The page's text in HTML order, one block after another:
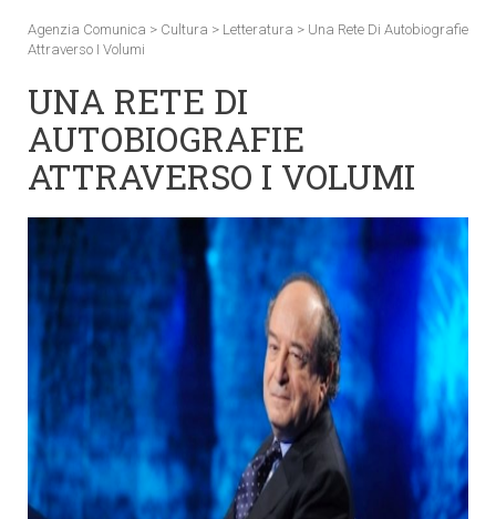
Agenzia Comunica > Cultura > Letteratura > Una Rete Di Autobiografie
Attraverso I Volumi
UNA RETE DI
AUTOBIOGRAFIE
ATTRAVERSO I VOLUMI